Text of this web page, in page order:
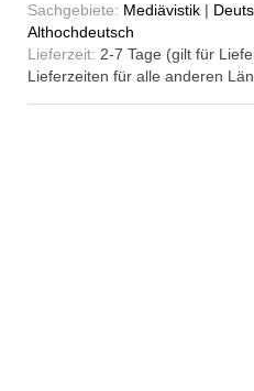
Sachgebiete: Mediävistik |
Althochdeutsch
Lieferzeit: 2-7 Tage (gilt für
Lieferzeiten für alle anderen